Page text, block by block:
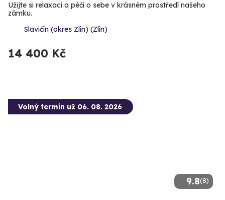
Užijte si relaxaci a péči o sebe v krásném prostředí našeho
zámku.
Slavičín (okres Zlín) (Zlín)
14 400 Kč
9.8(8)
Volný termín už 06. 08. 2026